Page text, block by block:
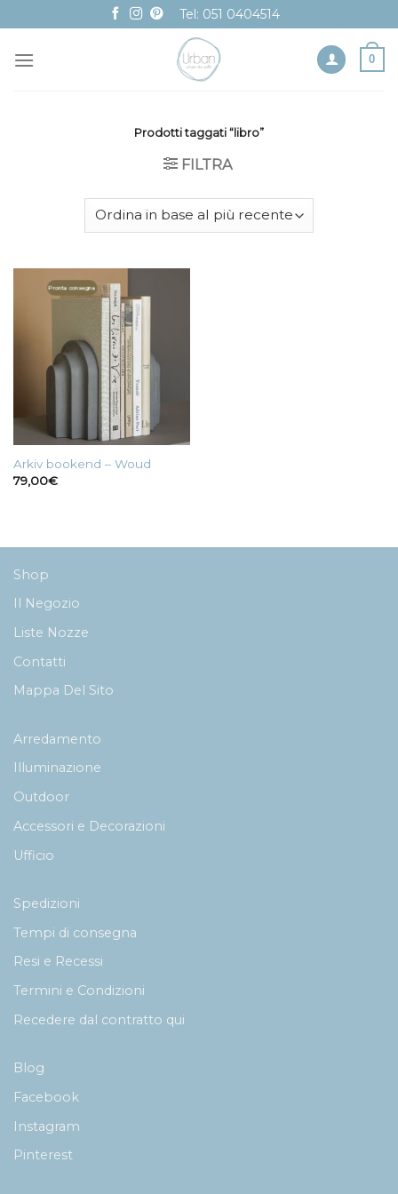
to
content
Tel: 051 0404514
0
Prodotti taggati “libro”
FILTRA
Pronta consegna
Arkiv bookend – Woud
79,00€
Shop
Il Negozio
Liste Nozze
Contatti
Mappa Del Sito
Arredamento
Illuminazione
Outdoor
Accessori e Decorazioni
Ufficio
Spedizioni
Tempi di consegna
Resi e Recessi
Termini e Condizioni
Recedere dal contratto qui
Blog
Facebook
Instagram
Pinterest